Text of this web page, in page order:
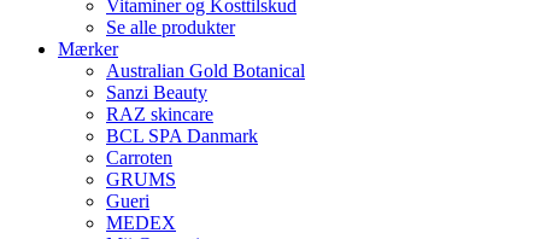
Vitaminer og Kosttilskud
Se alle produkter
Mærker
Australian Gold Botanical
Sanzi Beauty
RAZ skincare
BCL SPA Danmark
Carroten
GRUMS
Gueri
MEDEX